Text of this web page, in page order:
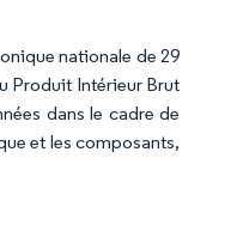
nationale de 29
Produit Intérieur Brut
dans le cadre de
et les composants,